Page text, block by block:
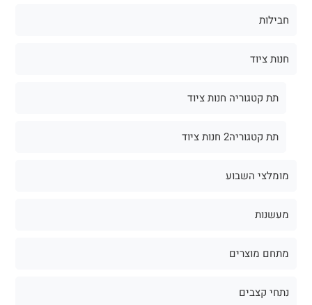
חבילות
חנות ציוד
תת קטגוריה חנות ציוד
תת קטגוריה2 חנות ציוד
מומלצי השבוע
מעשנות
מתחם מוצרים
נתחי קצבים